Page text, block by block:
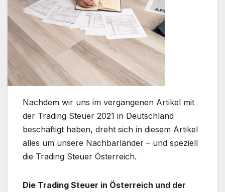
Nachdem wir uns im vergangenen Artikel mit
der Trading Steuer 2021 in Deutschland
beschäftigt haben, dreht sich in diesem Artikel
alles um unsere Nachbarländer – und speziell
die Trading Steuer Österreich.
Die Trading Steuer in Österreich und der